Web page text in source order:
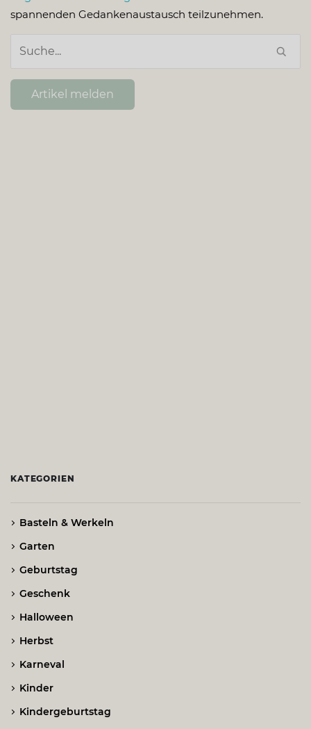
spannenden Gedankenaustausch teilzunehmen.
Artikel melden
KATEGORIEN
Basteln & Werkeln
Garten
Geburtstag
Geschenk
Halloween
Herbst
Karneval
Kinder
Kindergeburtstag